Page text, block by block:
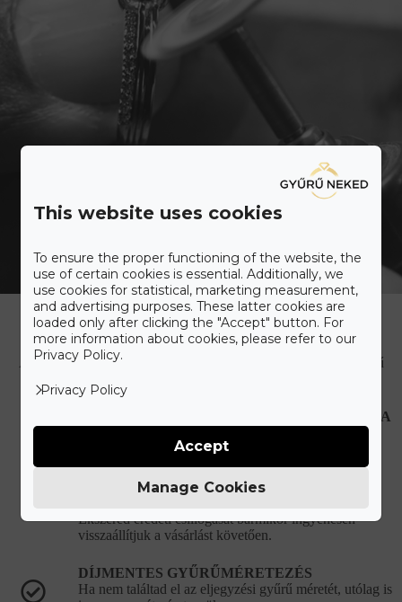
Ismerd meg a Gyűrű Neked
Care+ csomagot
A maximális kényelmet szem előtt tartva állítottuk össze a Gyűrű
HIBÁS, VAGY SÉRÜLT ÉKSZEREK JAVÍTÁSA
Újonnan vásárolt hibás ékszer esetén teljes mértékben
mi álljuk a javítási és szállítási költségeket.
KORLÁTLAN ÉKSZERTISZTÍTÁSI
Ékszered eredeti csillogását bármikor ingyenesen
visszaállítjuk a vásárlást követően.
DÍJMENTES GYŰRŰMÉRETEZÉS
Ha nem találtad el az eljegyzési gyűrű méretét, utólag is
This website uses cookies
To ensure the proper functioning of the website, the
use of certain cookies is essential. Additionally, we
use cookies for statistical, marketing measurement,
and advertising purposes. These latter cookies are
loaded only after clicking the "Accept" button. For
more information about cookies, please refer to our
Privacy Policy.
Privacy Policy
Manage Cookies
Accept